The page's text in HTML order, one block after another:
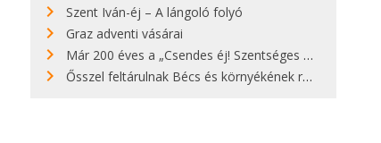
Szent Iván-éj – A lángoló folyó
Graz adventi vásárai
Már 200 éves a „Csendes éj! Szentséges éj!”
Ősszel feltárulnak Bécs és környékének rendkívüli építészeti kincsei